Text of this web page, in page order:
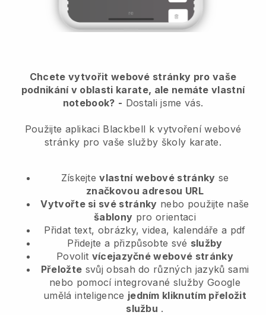
Chcete vytvořit webové stránky pro vaše
podnikání v oblasti karate, ale nemáte vlastní
notebook? - Dostali jsme vás.
Použijte aplikaci Blackbell k vytvoření webové
stránky pro vaše služby školy karate.
Získejtevlastní webové stránky se
značkovou adresou URL
Vytvořte si své stránky nebo použijte naše
šablony pro orientaci
Přidat text, obrázky, videa, kalendáře a pdf
Přidejte a přizpůsobte své služby
Povolit vícejazyčné webové stránky
Přeložte svůj obsah do různých jazyků sami
nebo pomocí integrované služby Google
umělá inteligence jedním kliknutím přeložit
službu .